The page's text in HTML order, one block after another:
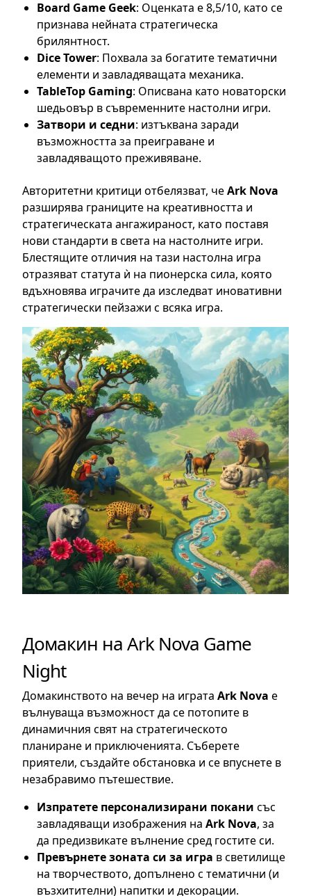
Board Game Geek: Оценката е 8,5/10, като се
признава нейната стратегическа
брилянтност.
Dice Tower: Похвала за богатите тематични
елементи и завладяващата механика.
TableTop Gaming: Описвана като новаторски
шедьовър в съвременните настолни игри.
Затвори и седни: изтъквана заради
възможността за преиграване и
завладяващото преживяване.
Авторитетни критици отбелязват, чеArk Nova
разширява границите на креативността и
стратегическата ангажираност, като поставя
нови стандарти в света на настолните игри.
Блестящите отличия на тази настолна игра
отразяват статута ѝ на пионерска сила, която
вдъхновява играчите да изследват иновативни
стратегически пейзажи с всяка игра.
Домакин на Ark Nova Game
Night
Домакинството на вечер на играта Ark Nova е
вълнуваща възможност да се потопите в
динамичния свят на стратегическото
планиране и приключенията. Съберете
приятели, създайте обстановка и се впуснете в
незабравимо пътешествие.
Изпратете персонализирани покани със
завладяващи изображения на Ark Nova, за
да предизвикате вълнение сред гостите си.
Превърнете зоната си за игра в светилище
на творчеството, допълнено с тематични (и
възхитителни) напитки и декорации.